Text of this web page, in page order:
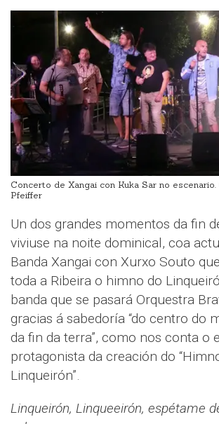
Concerto de Xangai con Kuka Sar no
Pfeiffer
Un dos grandes momentos da fin
viviuse na noite dominical, coa
Banda Xangai con Xurxo Souto
toda a Ribeira o himno do
banda que se pasará Orquestra
gracias á sabedoría “do centro do
da fin da terra”, como nos conta o
protagonista da creación do
Linqueirón”.
Linqueirón, Linqueeirón, espétame